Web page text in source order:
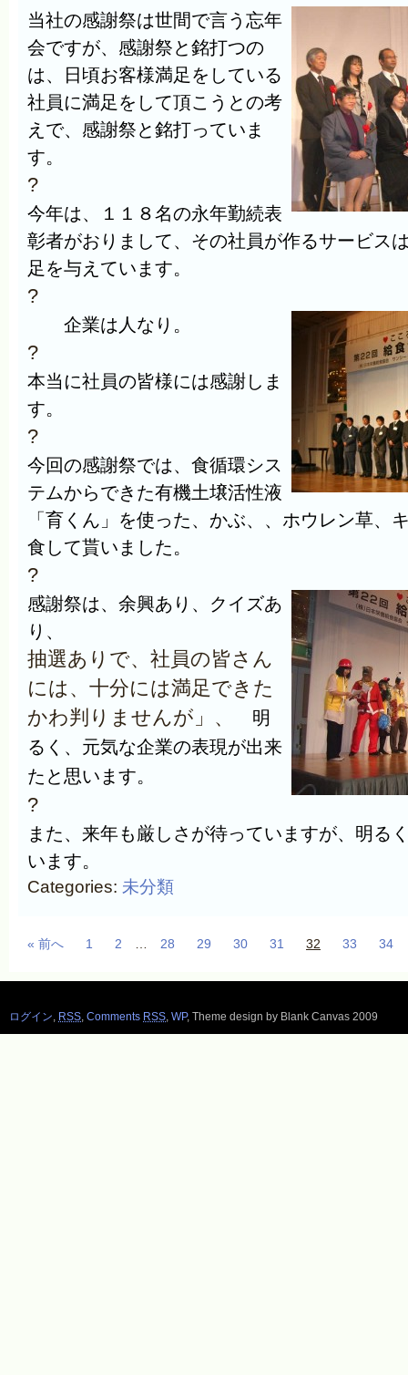
当社の感謝祭は世間で言う忘年
会ですが、感謝祭と銘打つの
は、日頃お客様満足をしている
社員に満足をして頂こうとの考
えで、感謝祭と銘打っていま
す。
?
今年は、１１８名の永年勤続表
彰者がおりまして、その社員が作るサービス
足を与えています。
?
企業は人なり。
?
本当に社員の皆様には感謝しま
す。
?
今回の感謝祭では、食循環シス
テムからできた有機土壌活性液
「育くん」を使った、かぶ、、ホウレン草、
食して貰いました。
?
感謝祭は、余興あり、クイズあ
り、
抽選ありで、社員の皆さん
には、十分には満足できた
かわ判りませんが」、
明
るく、元気な企業の表現が出来
たと思います。
?
また、来年も厳しさが待っていますが、明る
います。
Categories: 未分類
« 前へ 1 2 … 28 29 30 31 32 33 34
ログイン, RSS, Comments RSS, WP, Theme design by Blank Canvas 2009